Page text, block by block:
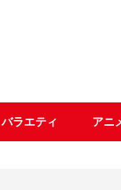
バラエティ アニ